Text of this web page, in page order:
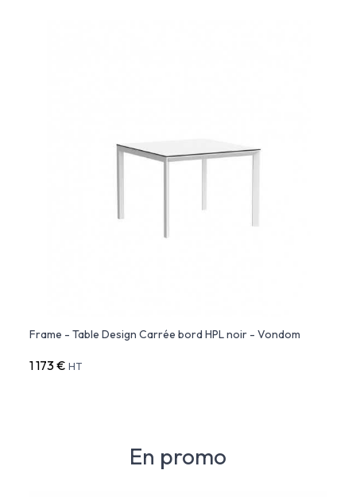
Frame - Table Design Carrée bord HPL noir - Vondom
1 173 € HT
En promo